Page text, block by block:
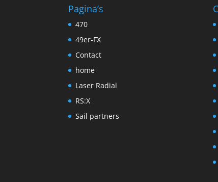
Pagina’s
470
49er-FX
Contact
home
Laser Radial
RS:X
Sail partners